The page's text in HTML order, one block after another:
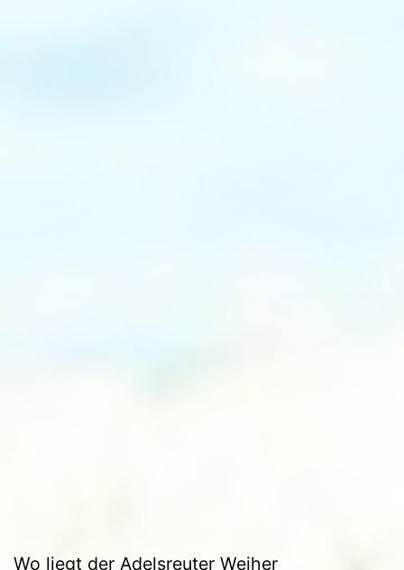
Wo liegt der Adelsreuter Weiher